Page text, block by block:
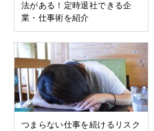
法がある！定時退社できる企
業・仕事術を紹介
つまらない仕事を続けるリスク